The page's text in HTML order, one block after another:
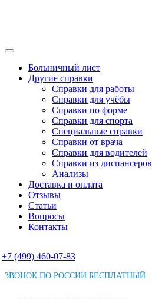
Больничный лист
Другие справки
Справки для работы
Справки для учёбы
Справки по форме
Справки для спорта
Специальные справки
Справки от врача
Справки для водителей
Справки из диспансеров
Анализы
Доставка и оплата
Отзывы
Статьи
Вопросы
Контакты
+7 (499) 460-07-83
ЗВОНОК ПО РОССИИ БЕСПЛАТНЫЙ